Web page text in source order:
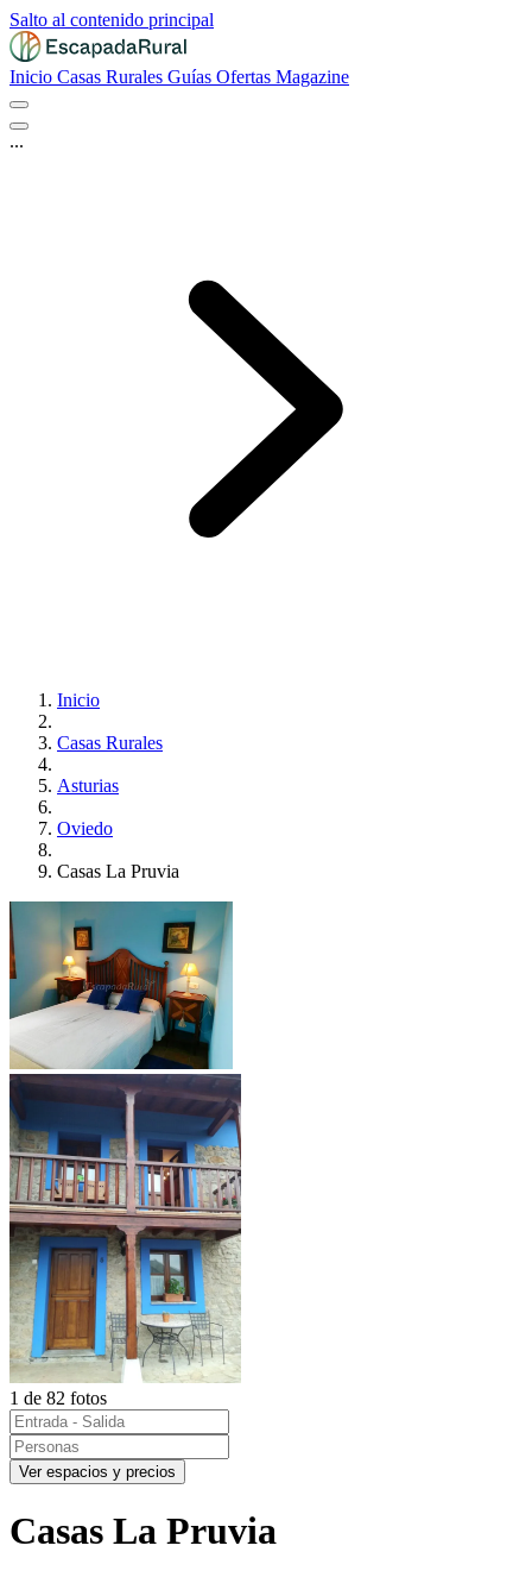
Salto al contenido principal
Inicio Casas Rurales Guías Ofertas Magazine
...
Inicio
Casas Rurales
Asturias
Oviedo
Casas La Pruvia
1 de 82 fotos
Ver espacios y precios
Casas La Pruvia